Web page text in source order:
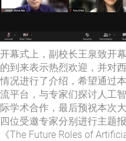
开幕式上，副校长王泉致开
的到来表示热烈欢迎，并对
情况进行了介绍，希望通过
流平台，与专家们探讨人工
际学术合作，最后预祝本次大
四位受邀专家分别进行主题
《The Future Roles of